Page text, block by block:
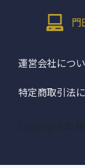
門
運営会社につ
特定商取引法
Copyright ©